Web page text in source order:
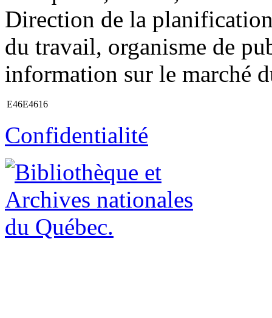
Direction de la
du travail, organisme de
information sur le marché
E46E4616
Confidentialité